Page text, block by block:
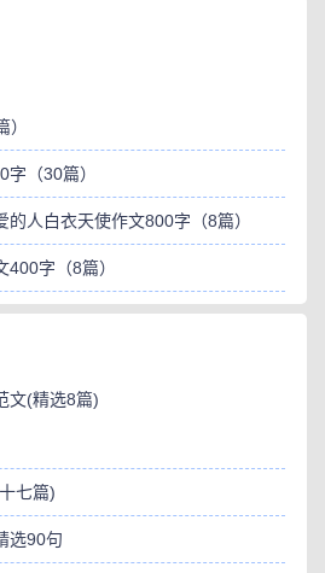
（30篇）
人白衣天使作文800字（8篇）
字（8篇）
文(精选8篇)
七篇)
选90句